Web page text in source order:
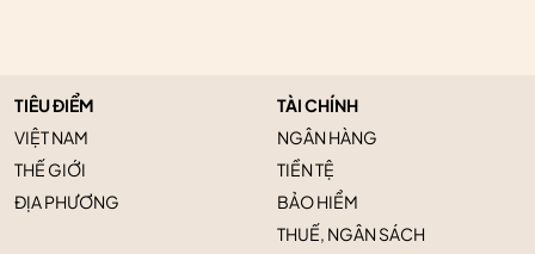
TIÊU ĐIỂM
VIỆT NAM
THẾ GIỚI
ĐỊA PHƯƠNG
TÀI CHÍNH
NGÂN HÀNG
TIỀN TỆ
BẢO HIỂM
THUẾ, NGÂN SÁCH